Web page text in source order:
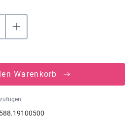
Warenkorb